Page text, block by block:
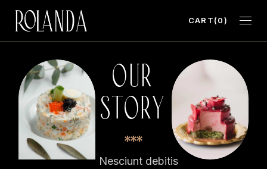
CART(0)
OUR
STORY
Nesciunt debitis